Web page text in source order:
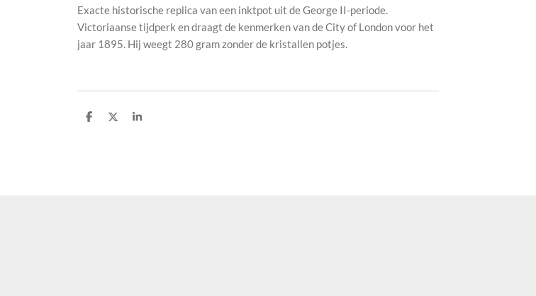
Exacte historische replica van een inktpot uit de George II-periode.
Victoriaanse tijdperk en draagt ​​de kenmerken van de City of London voor het
jaar 1895. Hij weegt 280 gram zonder de kristallen potjes.
S
S
S